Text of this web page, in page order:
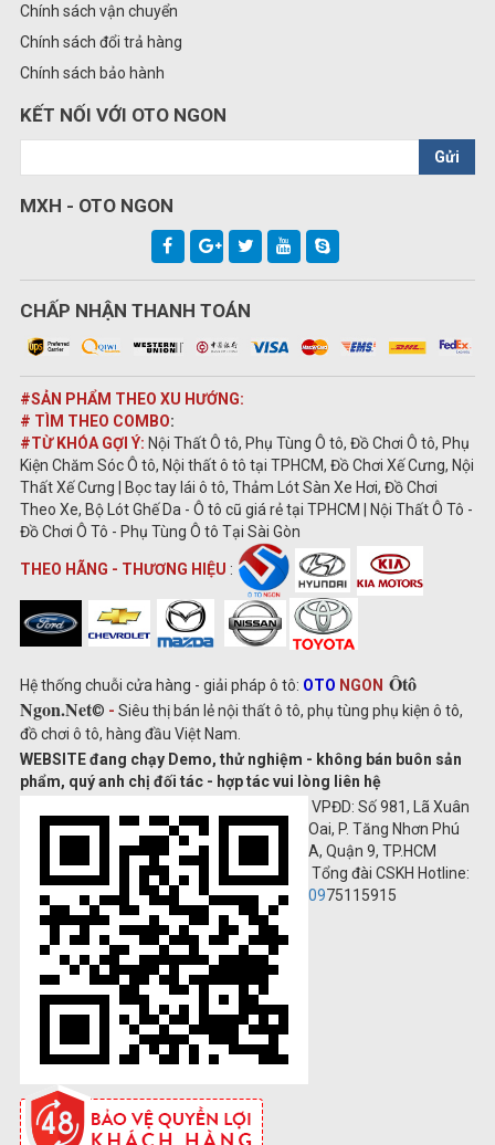
Chính sách vận chuyển
Chính sách đổi trả hàng
Chính sách bảo hành
KẾT NỐI VỚI OTO NGON
Gửi
MXH - OTO NGON
CHẤP NHẬN THANH TOÁN
#SẢN PHẨM THEO XU HƯỚNG:
# TÌM THEO COMBO:
#TỪ KHÓA GỢI Ý: Nội Thất Ô tô, Phụ Tùng Ô tô, Đồ Chơi Ô tô, Phụ
Kiện Chăm Sóc Ô tô, Nội thất ô tô tại TPHCM, Đồ Chơi Xế Cưng, Nội
Thất Xế Cưng | Bọc tay lái ô tô, Thảm Lót Sàn Xe Hơi, Đồ Chơi
Theo Xe, Bộ Lót Ghế Da - Ô tô cũ giá rẻ tại TPHCM | Nội Thất Ô Tô -
Đồ Chơi Ô Tô - Phụ Tùng Ô tô Tại Sài Gòn
THEO HÃNG - THƯƠNG HIỆU :
Hệ thống chuỗi cửa hàng - giải pháp ô tô: OTO NGON Ôtô
Ngon.Net© - Siêu thị bán lẻ nội thất ô tô, phụ tùng phụ kiện ô tô,
đồ chơi ô tô, hàng đầu Việt Nam.
WEBSITE đang chạy Demo, thử nghiệm - không bán buôn sản
phẩm, quý anh chị đối tác - hợp tác vui lòng liên hệ
VPĐD: Số 981, Lã Xuân
Oai, P. Tăng Nhơn Phú
A, Quận 9, TP.HCM
Tổng đài CSKH Hotline:
0975115915